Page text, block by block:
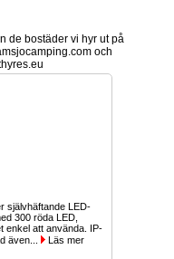
de bostäder vi hyr ut på
och
självhäftande LED-
300 röda LED,
enkel att använda. IP-
även...
Läs mer